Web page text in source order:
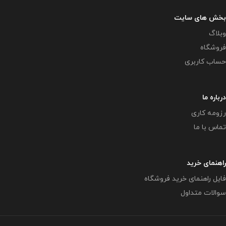
بخش های سایت
وبلاگ
فروشگاه
حساب کاربری
درباره ما
رزومه کاری
تماس با ما
راهنمای خرید
فایل راهنمای خرید فروشگاه
سوالات متداول